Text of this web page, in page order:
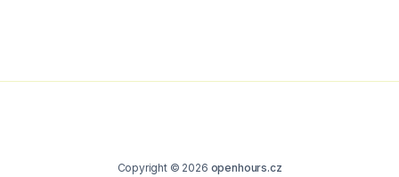
Copyright © 2026 openhours.cz